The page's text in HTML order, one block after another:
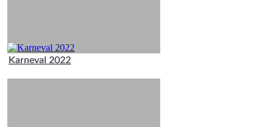
Karneval 2022